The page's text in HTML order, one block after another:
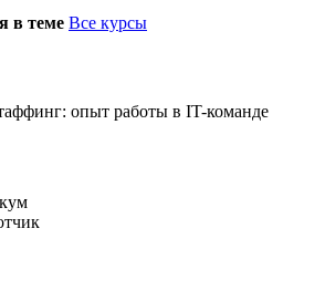
в теме Все курсы
опыт работы в IT-команде